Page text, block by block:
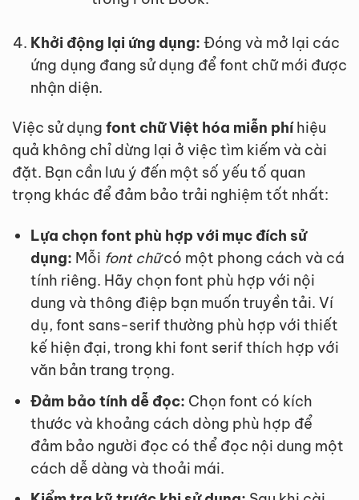
Khởi động lại ứng dụng: Đóng và mở lại các
ứng dụng đang sử dụng để font chữ mới được
nhận diện.
Việc sử dụng font chữ Việt hóa miễn phíhiệu
quả không chỉ dừng lại ở việc tìm kiếm và cài
đặt. Bạn cần lưu ý đến một số yếu tố quan
trọng khác để đảm bảo trải nghiệm tốt nhất:
Lựa chọn font phù hợp với mục đích sử
dụng: Mỗi font chữcó một phong cách và cá
tính riêng. Hãy chọn font phù hợp với nội
dung và thông điệp bạn muốn truyền tải. Ví
dụ, font sans-serif thường phù hợp với thiết
kế hiện đại, trong khi font serif thích hợp với
văn bản trang trọng.
Đảm bảo tính dễ đọc: Chọn font có kích
thước và khoảng cách dòng phù hợp để
đảm bảo người đọc có thể đọc nội dung một
cách dễ dàng và thoải mái.